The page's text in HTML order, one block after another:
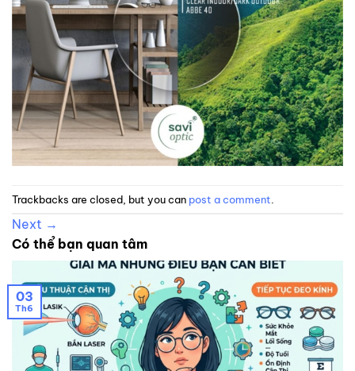
Trackbacks are closed, but you can post a comment
Next →
Có thể bạn quan tâm
03
Th6